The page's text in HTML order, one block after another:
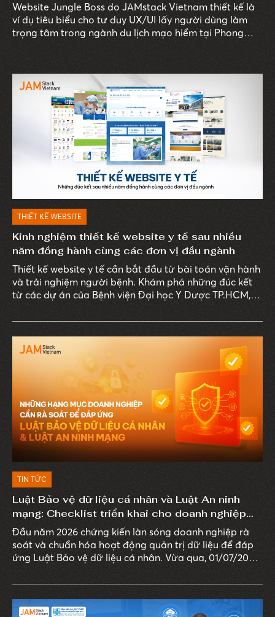
Website Jungle Boss do JAMstack Vietnam thiết kế là
ví dụ tiêu biểu cho tư duy UX/UI lấy người dùng làm
trọng tâm trong ngành du lịch mạo hiểm tại Phong
THIẾT KẾ WEBSITE
Kinh nghiệm thiết kế website y tế sau nhiều
năm đồng hành cùng các đơn vị đầu ngành
Thiết kế website y tế cần bắt đầu từ bài toán vận hành
và trải nghiệm người bệnh. Khám phá những đúc kết
từ các dự án của Bệnh viện Đại học Y Dược TP.HCM,
Phương Chính.
TIN TỨC
Luật Bảo vệ dữ liệu cá nhân và Luật An ninh
mạng: Checklist triển khai cho doanh nghiệp
năm 2026
Đầu năm 2026 chứng kiến làn sóng doanh nghiệp rà
soát và chuẩn hóa hoạt động quản trị dữ liệu để đáp
ứng Luật Bảo vệ dữ liệu cá nhân. Vừa qua, 01/07/2026,
rộng yêu cầu từ quản lý dữ liệu sang bảo vệ toàn bộ
hệ thống xử lý dữ liệu trên môi trường số.